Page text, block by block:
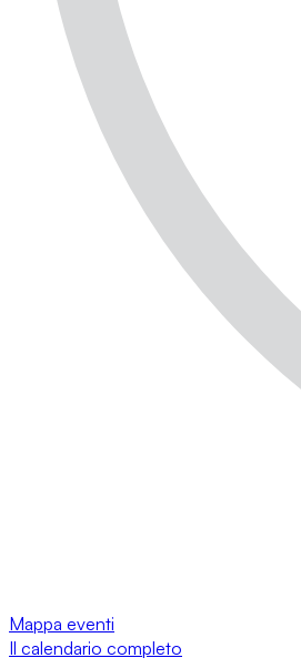
Mappa eventi
Il calendario completo